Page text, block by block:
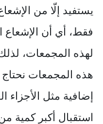
يستفيد إلّا من
فقط، أي أن الإشعاع
لهذه المجمعات،
هذه المجمعات
إضافية مثل الأجزاء
استقبال أكبر كمية